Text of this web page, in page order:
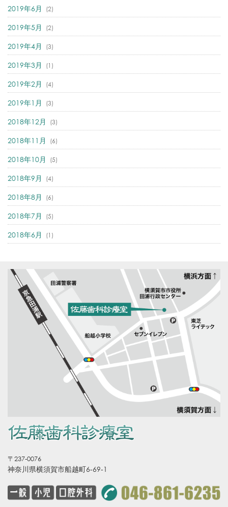
2019年6月 (2)
2019年5月 (2)
2019年4月 (3)
2019年3月 (1)
2019年2月 (4)
2019年1月 (3)
2018年12月 (3)
2018年11月 (6)
2018年10月 (5)
2018年9月 (4)
2018年8月 (6)
2018年7月 (5)
2018年6月 (1)
〒237-0076
神奈川県横須賀市船越町6-69-1